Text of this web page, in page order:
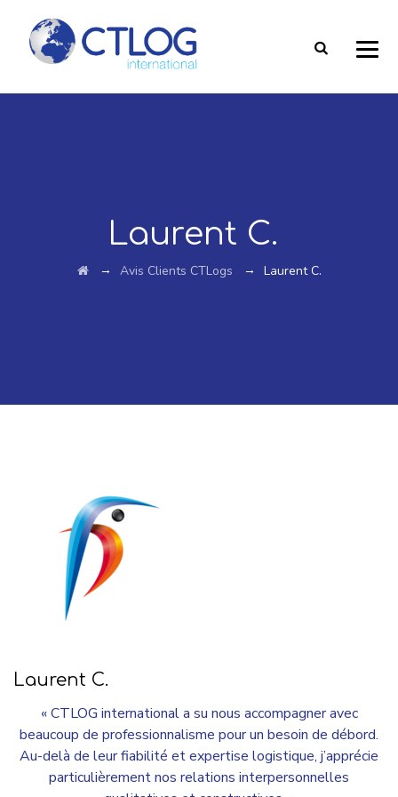
Laurent C.
→ Avis Clients CTLogs → Laurent C.
Laurent C.
« CTLOG international a su nous accompagner avec
beaucoup de professionnalisme pour un besoin de débord.
Au-delà de leur fiabilité et expertise logistique, j’apprécie
particulièrement nos relations interpersonnelles